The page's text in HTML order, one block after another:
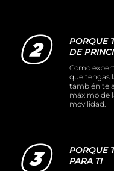
PORQUE
DE
Como
que tengas
también te
máximo de
movilidad.
PORQUE
PARA TI